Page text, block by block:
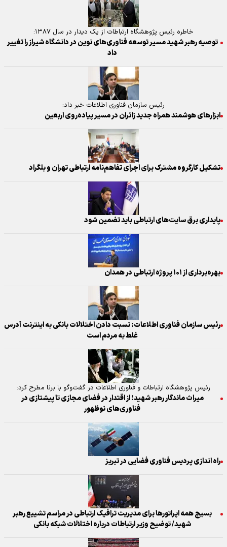
خاطره رئیس پژوهشگاه ارتباطات از یک دیدار در سال ۱۳۸۷:
توصیه رهبر شهید مسیر توسعه فناوری‌های نوین در دانشگاه شیراز را تغییر
داد
رئیس سازمان فناوری اطلاعات خبر داد:
ابزار‌های هوشمند همراه جدید زائران در مسیر پیاده‌روی اربعین
تشکیل کارگروه مشترک برای اجرای تفاهم‌نامه ارتباطی تهران و بلگراد
پایداری برق سایت‌های ارتباطی باید تضمین شود
بهره‌برداری از ۱۰۱ پروژه ارتباطی در همدان
رئیس سازمان فناوری اطلاعات: نسبت دادن اختلالات بانکی به اینترنت آدرس
غلط به مردم است
رئیس پژوهشگاه ارتباطات و فناوری اطلاعات در گفت‌و‌گو با برنا مطرح کرد:
میراث ماندگار رهبر شهید؛ از اقتدار در فضای مجازی تا پیشتازی در
فناوری‌های نوظهور
راه اندازی پردیس فناوری فضایی در تبریز
بسیج همه اپراتورها برای مدیریت ترافیک ارتباطی در مراسم تشییع رهبر
شهید/ توضیح وزیر ارتباطات درباره اختلالات شبکه بانکی